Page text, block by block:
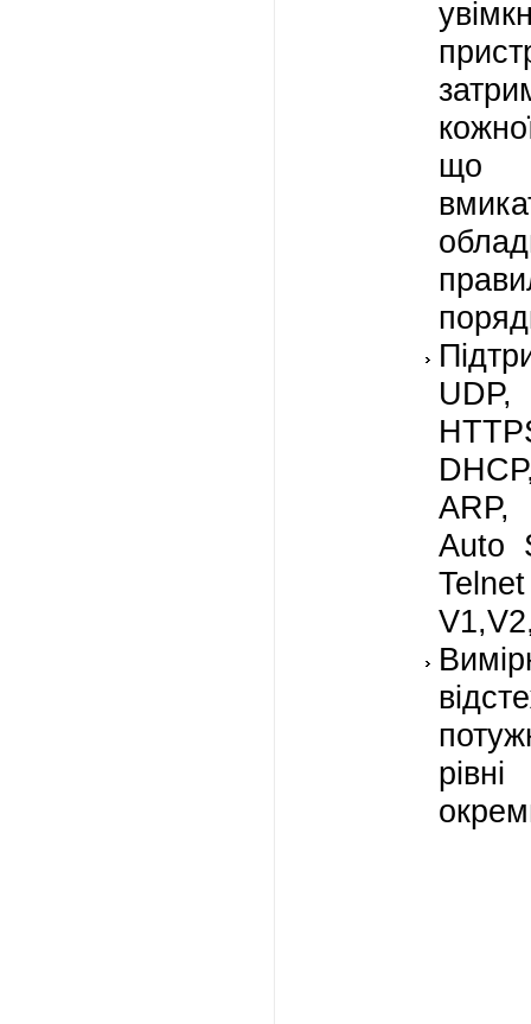
що
Auto